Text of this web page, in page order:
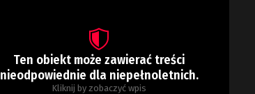
Ten obiekt może zawierać treści
nieodpowiednie dla niepełnoletnich.
Kliknij by zobaczyć wpis